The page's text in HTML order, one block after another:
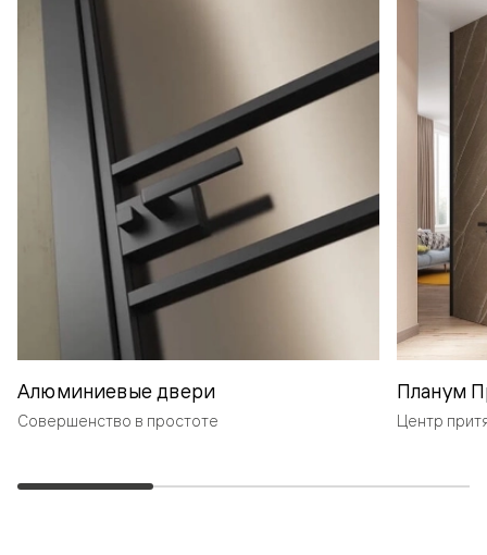
Алюминиевые двери
Совершенство в простоте
Планум
Центр